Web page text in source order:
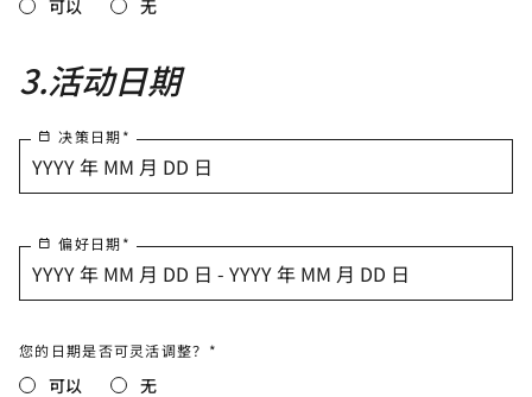
可以 无
3.活动日期
决策日期*
YYYY 年 MM 月 DD 日
偏好日期*
YYYY 年 MM 月 DD 日 - YYYY 年 MM 月 DD 日
您的日期是否可灵活调整？*
可以 无